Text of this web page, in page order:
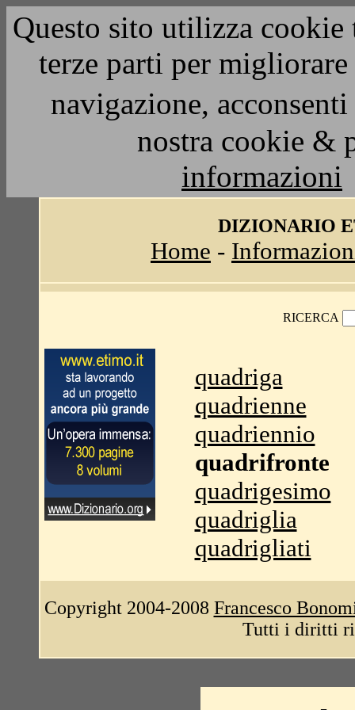
Questo sito utilizza
terze parti per
navigazione,
nostra cookie &
informazioni
DIZIONARIO
Home -
RICERCA
quadriga
quadrienne
quadriennio
quadrifronte
quadrigesimo
quadriglia
quadrigliati
Copyright 2004-2008 Francesco
Tutti i diritti